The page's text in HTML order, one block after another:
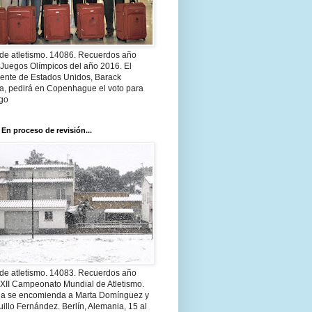
atletismo. 14086. Recuerdos año
Olímpicos del año 2016. El
de Estados Unidos, Barack
pedirá en Copenhague el voto para
En proceso de revisión...
atletismo. 14083. Recuerdos año
Campeonato Mundial de Atletismo.
se encomienda a Marta Domínguez y
Fernández. Berlín, Alemania, 15 al